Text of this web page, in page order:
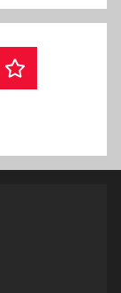
TikTok